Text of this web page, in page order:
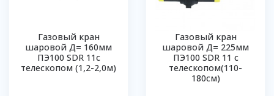
Газовый кран
шаровой Д= 160мм
ПЭ100 SDR 11с
телескопом (1,2-2,0м)
Газовый кран
шаровой Д= 225мм
ПЭ100 SDR 11 с
телескопом(110-
180см)